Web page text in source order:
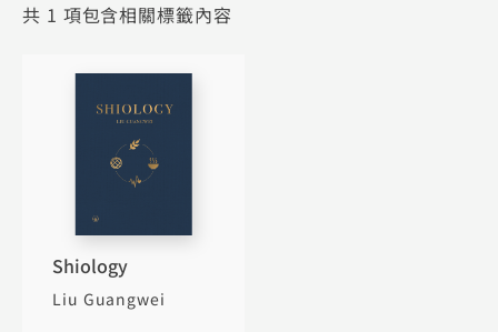
共 1 項包含相關標籤內容
Shiology
Liu Guangwei